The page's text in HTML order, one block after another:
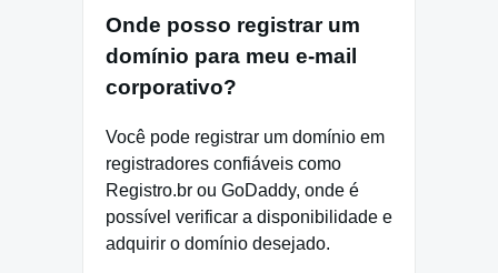
Onde posso registrar um
domínio para meu e-mail
corporativo?
Você pode registrar um domínio em
registradores confiáveis como
Registro.br ou GoDaddy, onde é
possível verificar a disponibilidade e
adquirir o domínio desejado.